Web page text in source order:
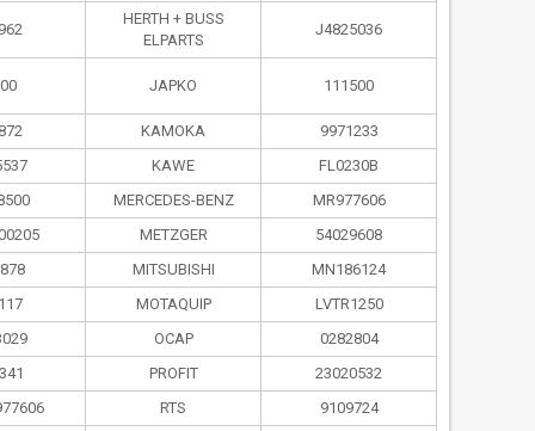
HERTH + BUSS
ELPARTS
J4825036
JAPKO 111500
KAMOKA
9971233
KAWE
FL0230B
MERCEDES-BENZ
MR977606
METZGER
54029608
MITSUBISHI
MN186124
MOTAQUIP
LVTR1250
OCAP
0282804
PROFIT
23020532
RTS 9109724